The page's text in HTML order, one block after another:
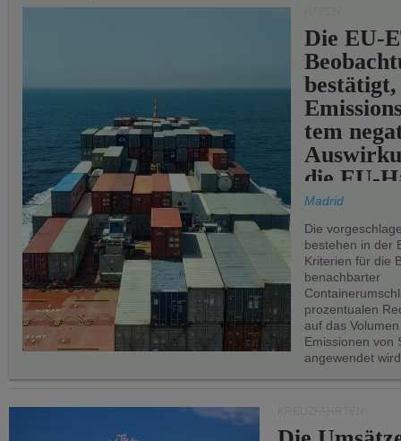
Die EU-
bestätigt,
tem
die EU-
Madrid
Die
bestehen in der
Kriterien für die
benachbarter
prozentualen
auf das
Emissionen von
angewendet